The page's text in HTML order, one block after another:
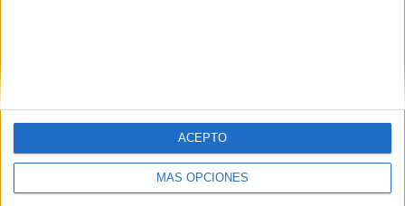
MÁS OPCIONES
ACEPTO